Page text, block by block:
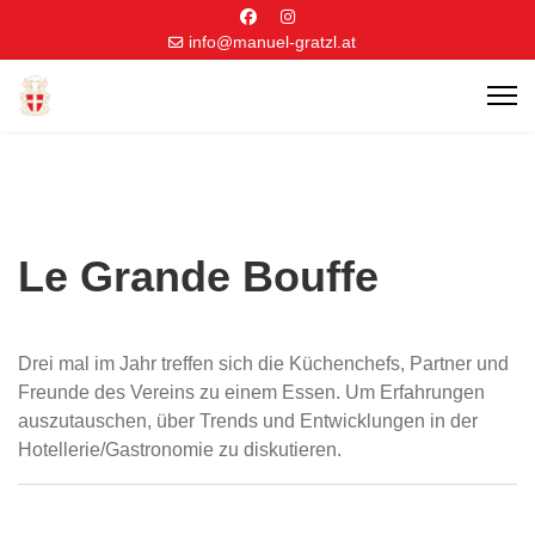
info@manuel-gratzl.at
Le Grande Bouffe
Drei mal im Jahr treffen sich die Küchenchefs, Partner und
Freunde des Vereins zu einem Essen. Um Erfahrungen
auszutauschen, über Trends und Entwicklungen in der
Hotellerie/Gastronomie zu diskutieren.